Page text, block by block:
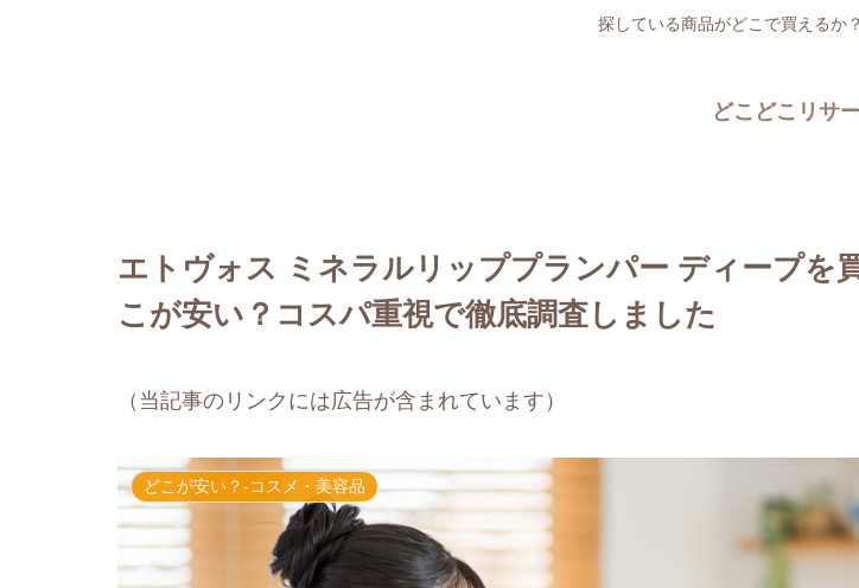
探している商品がどこで買えるか
どこどこリサ
エトヴォス ミネラルリッププランパー ディープを
こが安い？コスパ重視で徹底調査しました
（当記事のリンクには広告が含まれています）
どこが安い？-コスメ・美容品